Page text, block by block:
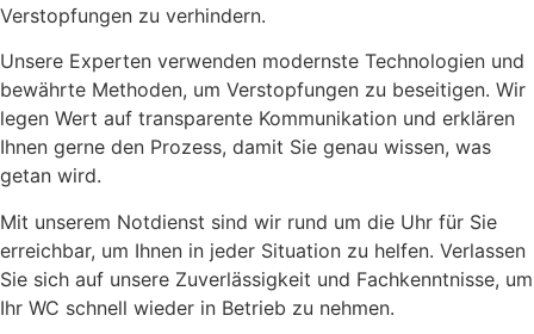
Verstopfungen zu verhindern.
Unsere Experten verwenden modernste Technologien und
bewährte Methoden, um Verstopfungen zu beseitigen. Wir
legen Wert auf transparente Kommunikation und erklären
Ihnen gerne den Prozess, damit Sie genau wissen, was
getan wird.
Mit unserem Notdienst sind wir rund um die Uhr für Sie
erreichbar, um Ihnen in jeder Situation zu helfen. Verlassen
Sie sich auf unsere Zuverlässigkeit und Fachkenntnisse, um
Ihr WC schnell wieder in Betrieb zu nehmen.